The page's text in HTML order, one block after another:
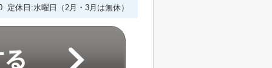
定休日:水曜日（2月・3月は無休）